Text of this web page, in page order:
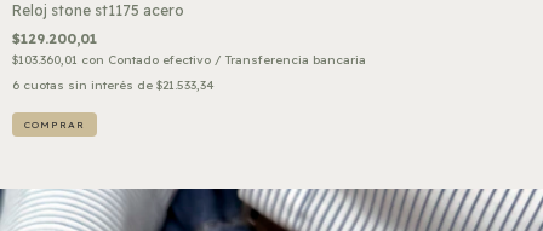
Reloj stone st1175 acero
$129.200,01
$103.360,01 con Contado efectivo / Transferencia bancaria
6 cuotas sin interés de $21.533,34